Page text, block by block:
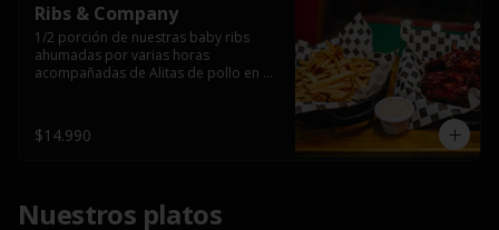
Ribs & Company
1/2 porción de nuestras baby ribs
ahumadas por varias horas
acompañadas de Alitas de pollo en
$14.990
Nuestros platos